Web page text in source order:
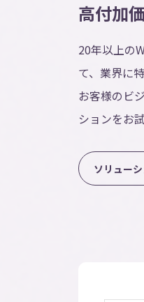
高付加
20年以上の
て、業界に
お客様のビ
ションをお
ソ リ ューシ